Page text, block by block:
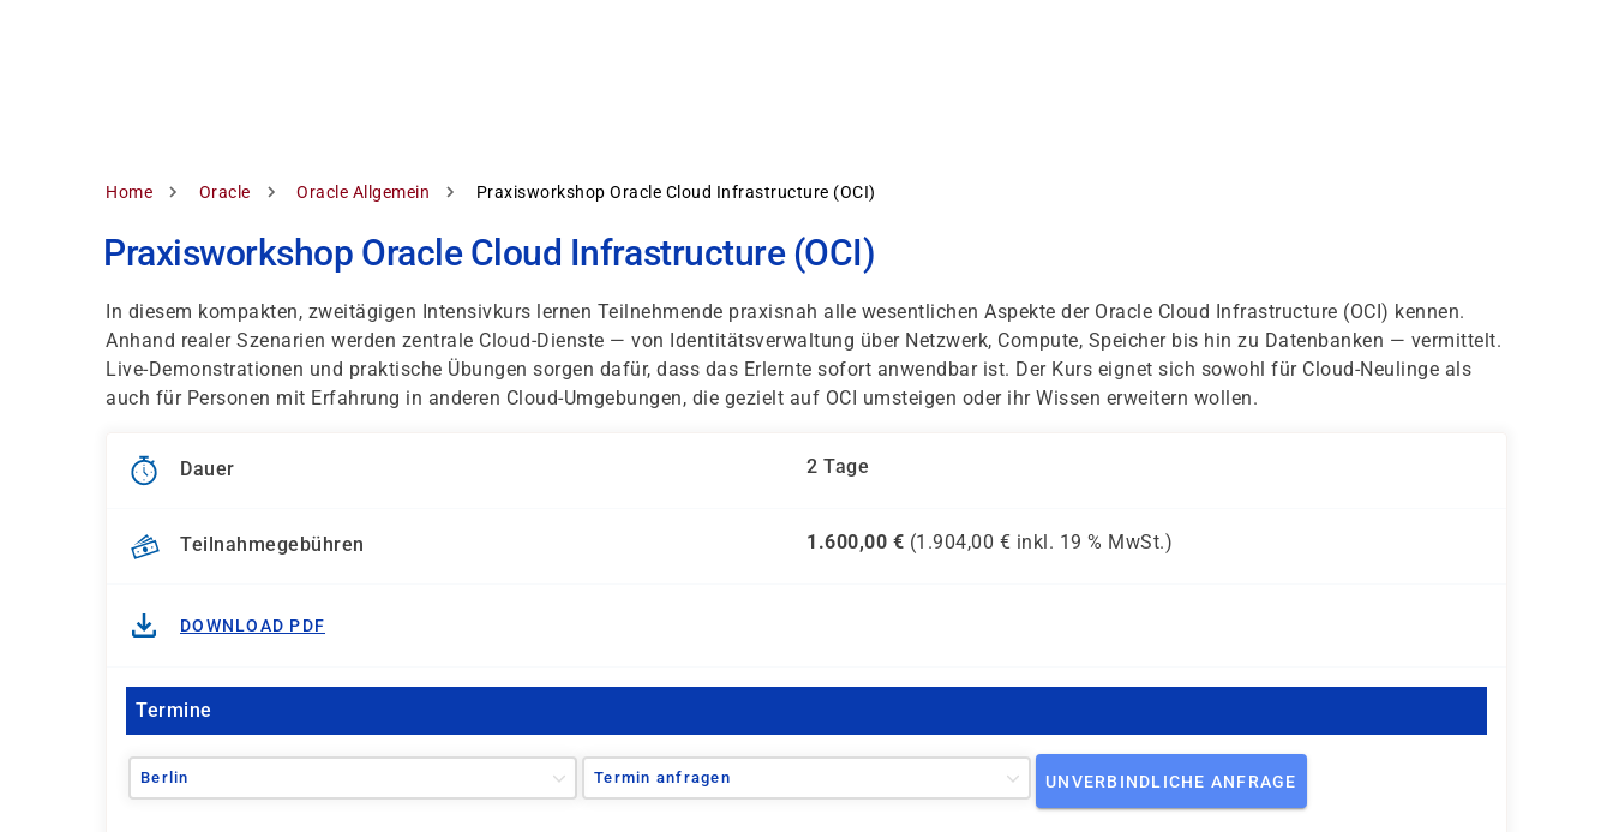
Pfadnavigation
Home Oracle Oracle Allgemein Praxisworkshop Oracle Cloud Infrastructure (OCI)
Praxisworkshop Oracle Cloud Infrastructure (OCI)
In diesem kompakten, zweitägigen Intensivkurs lernen Teilnehmende praxisnah alle wesentlichen Aspekte der Oracle Cloud Infrastructure (OCI) kennen.
Anhand realer Szenarien werden zentrale Cloud-Dienste — von Identitätsverwaltung über Netzwerk, Compute, Speicher bis hin zu Datenbanken — vermittelt.
Live-Demonstrationen und praktische Übungen sorgen dafür, dass das Erlernte sofort anwendbar ist. Der Kurs eignet sich sowohl für Cloud-Neulinge als
auch für Personen mit Erfahrung in anderen Cloud-Umgebungen, die gezielt auf OCI umsteigen oder ihr Wissen erweitern wollen.
Dauer 2 Tage
Teilnahmegebühren 1.600,00 € (1.904,00 € inkl. 19 % MwSt.)
DOWNLOAD PDF
Termine
Berlin Termin anfragen UNVERBINDLICHE ANFRAGE